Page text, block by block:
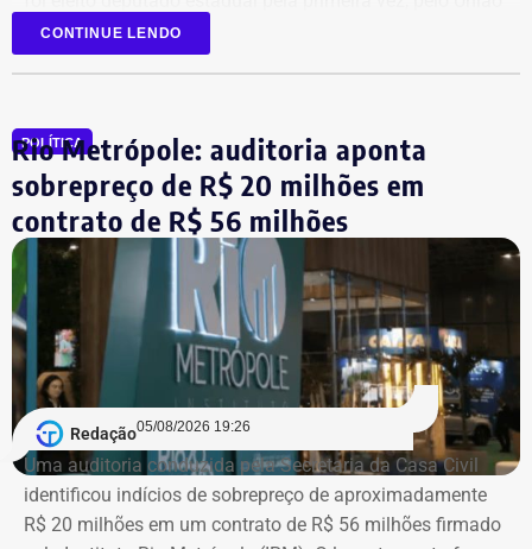
Brasil.
Agora candidato à reeleição na Assembleia Legislativa do
Rio (Alerj) pelo PSD, Cozzolino declarou mais de R$ 610
mil em bens. Entre os itens informados à Justiça Eleitoral
estão dois registros classificados genericamente como
“outros bens e direitos”, nos valores de R$ 95.985,48 e R$
97.555,75.
As declarações de bens são prestadas pelos próprios
candidatos à Justiça Eleitoral e podem considerar os
valores históricos de aquisição dos bens, e não
necessariamente seus preços de mercado.
O crescimento patrimonial, por si só, não indica a
CONTINUE LENDO
POLÍTICA
Rio Metrópole: auditoria aponta
sobrepreço de R$ 20 milhões em
contrato de R$ 56 milhões
Redação05/08/2026 19:26
Uma auditoria conduzida pela Secretaria da Casa Civil
identificou indícios de sobrepreço de aproximadamente
R$ 20 milhões em um contrato de R$ 56 milhões firmado